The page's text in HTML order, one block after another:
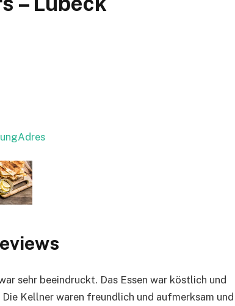
sehr beeindruckt. Das Essen war köstlich und
Kellner waren freundlich und aufmerksam und